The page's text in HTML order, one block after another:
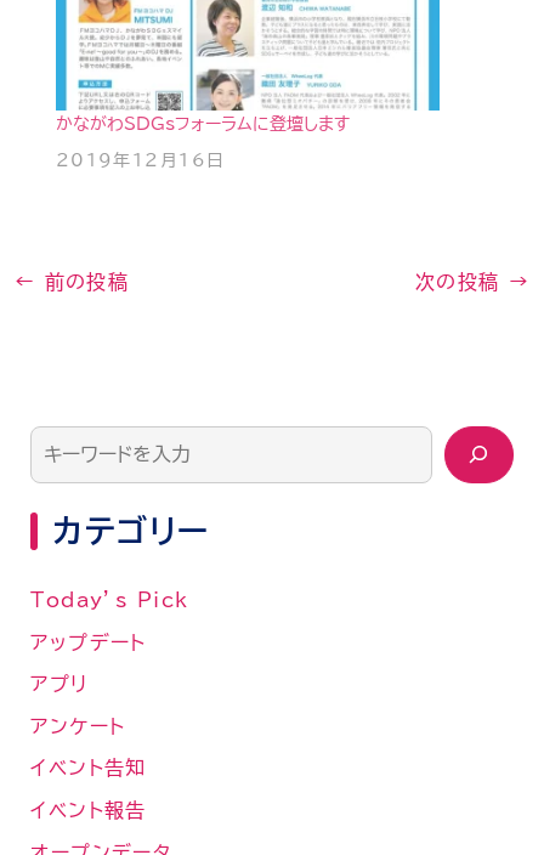
かながわSDGsフォーラムに登壇します
2019年12月16日
← 前の投稿 次の投稿 →
カテゴリー
Today’s Pick
アップデート
アプリ
アンケート
イベント告知
イベント報告